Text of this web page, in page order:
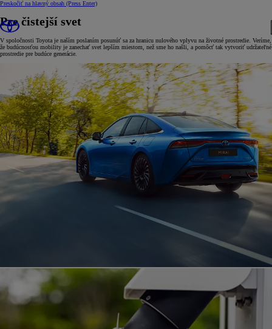
Preskočiť na hlavný obsah (Press Enter)
Pre čistejší svet
V spoločnosti Toyota je naším poslaním posunúť sa za hranicu nulového vplyvu na životné prostredie. Veríme,
že budúcnosťou mobility je zanechať svet lepším miestom, než sme ho našli, a pomôcť tak vytvoriť udržateľné
prostredie pre budúce generácie.